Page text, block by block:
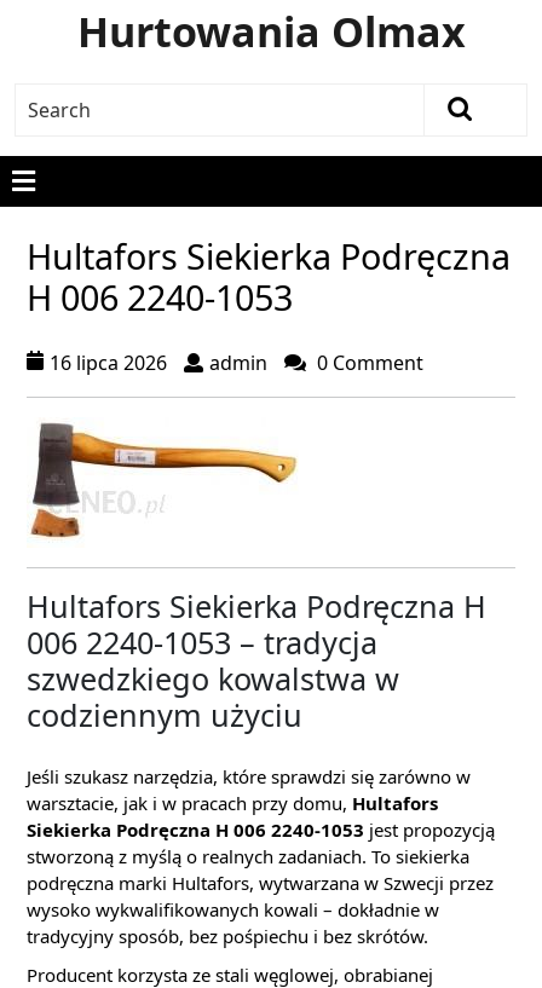
Hurtowania Olmax
Hultafors Siekierka Podręczna
H 006 2240-1053
16 lipca 2026 admin 0 Comment
Hultafors Siekierka Podręczna H
006 2240-1053 – tradycja
szwedzkiego kowalstwa w
codziennym użyciu
Jeśli szukasz narzędzia, które sprawdzi się zarówno w
warsztacie, jak i w pracach przy domu, Hultafors
Siekierka Podręczna H 006 2240-1053 jest propozycją
stworzoną z myślą o realnych zadaniach. To siekierka
podręczna marki Hultafors, wytwarzana w Szwecji przez
wysoko wykwalifikowanych kowali – dokładnie w
tradycyjny sposób, bez pośpiechu i bez skrótów.
Producent korzysta ze stali węglowej, obrabianej